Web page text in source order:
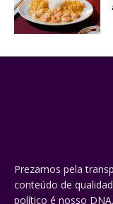
Prezamos pela
conteúdo de
político é nosso